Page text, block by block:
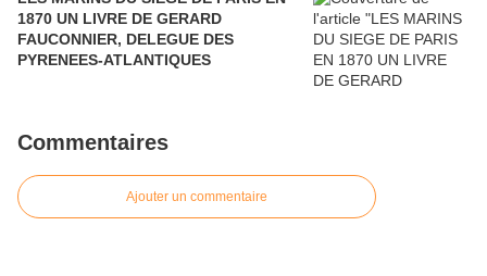
1870 UN LIVRE DE GERARD
FAUCONNIER, DELEGUE DES
PYRENEES-ATLANTIQUES
Commentaires
Ajouter un commentaire